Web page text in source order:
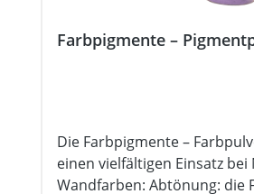
Farbpigmente –
Die Farbpigmente –
einen vielfältigen Einsatz bei
Wandfarben: Abtönung: die Farbpigmente